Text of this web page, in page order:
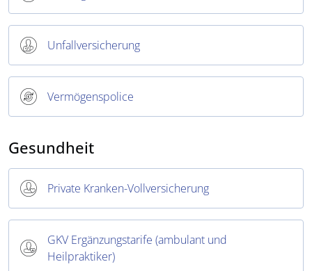
Unfallversicherung
Vermögenspolice
Gesundheit
Private Kranken-Vollversicherung
GKV Ergänzungstarife (ambulant und
Heilpraktiker)